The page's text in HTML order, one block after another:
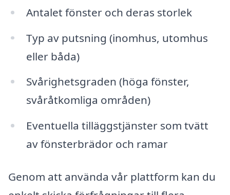
Antalet fönster och deras storlek
Typ av putsning (inomhus, utomhus
eller båda)
Svårighetsgraden (höga fönster,
svåråtkomliga områden)
Eventuella tilläggstjänster som tvätt
av fönsterbrädor och ramar
Genom att använda vår plattform kan du